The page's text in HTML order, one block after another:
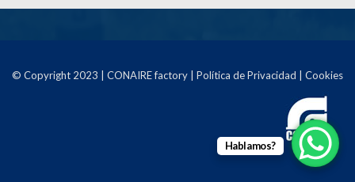
© Copyright 2023 | CONAIRE factory | Política de Privacidad | Cookies
Hablamos?